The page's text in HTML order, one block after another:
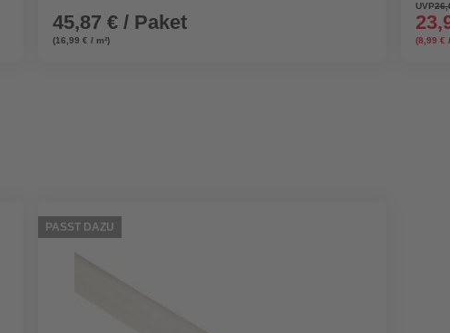
45,87 € / Paket
(16,99 € / m²)
UVP
(8,99 €
PASST DAZU